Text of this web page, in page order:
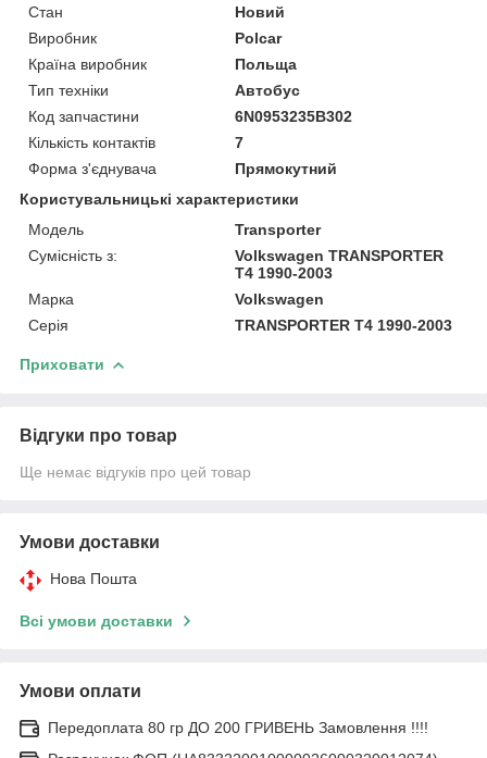
Стан
Новий
Виробник
Polcar
Країна виробник
Польща
Тип техніки
Автобус
Код запчастини
6N0953235B302
Кількість контактів
7
Форма з'єднувача
Прямокутний
Користувальницькі характеристики
Модель
Transporter
Сумісність з:
Volkswagen TRANSPORTER
T4 1990-2003
Марка
Volkswagen
Серія
TRANSPORTER T4 1990-2003
Приховати
Відгуки про товар
Ще немає відгуків про цей товар
Умови доставки
Нова Пошта
Всі умови доставки
Умови оплати
Передоплата 80 гр ДО 200 ГРИВЕНЬ Замовлення !!!!